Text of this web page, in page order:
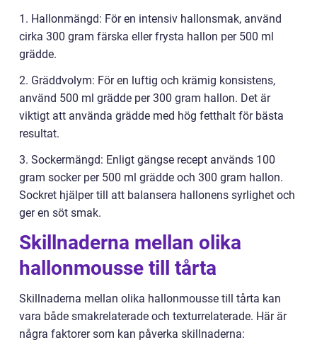
1. Hallonmängd: För en intensiv hallonsmak, använd
cirka 300 gram färska eller frysta hallon per 500 ml
grädde.
2. Gräddvolym: För en luftig och krämig konsistens,
använd 500 ml grädde per 300 gram hallon. Det är
viktigt att använda grädde med hög fetthalt för bästa
resultat.
3. Sockermängd: Enligt gängse recept används 100
gram socker per 500 ml grädde och 300 gram hallon.
Sockret hjälper till att balansera hallonens syrlighet och
ger en söt smak.
Skillnaderna mellan olika
hallonmousse till tårta
Skillnaderna mellan olika hallonmousse till tårta kan
vara både smakrelaterade och texturrelaterade. Här är
några faktorer som kan påverka skillnaderna: